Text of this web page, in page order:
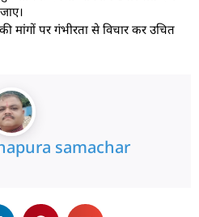
मांगों पर गंभीरता से विचार कर उचित
samachar